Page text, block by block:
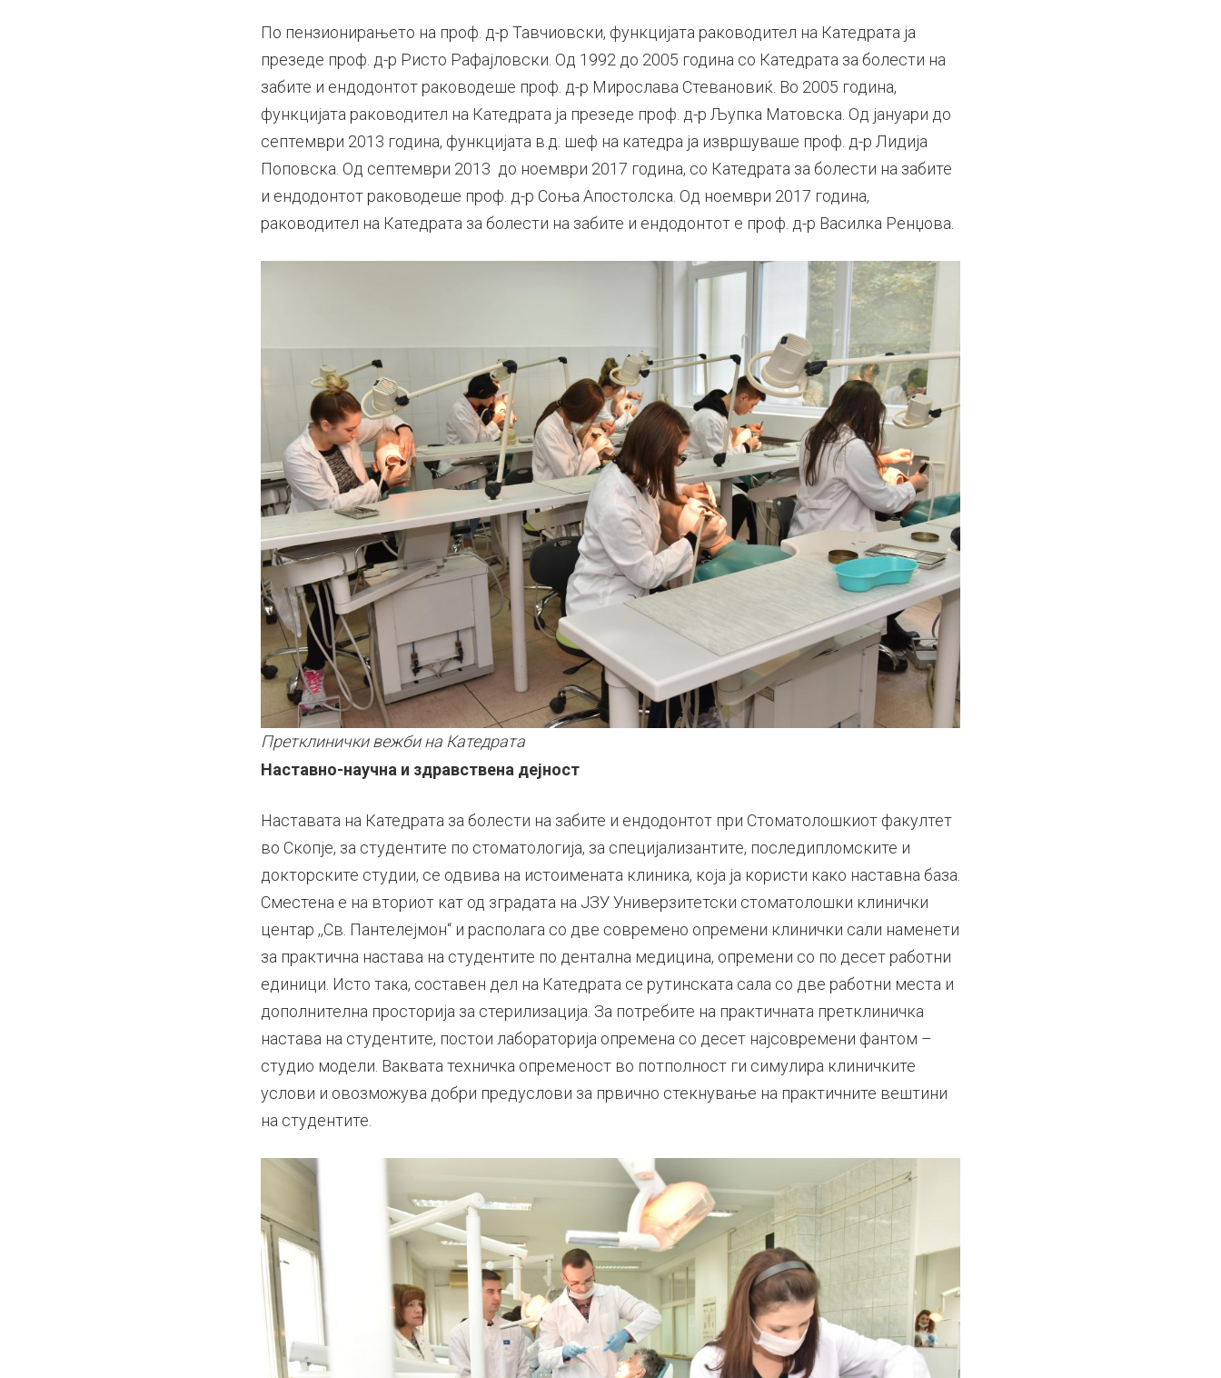
По пензионирањето на проф. д-р Тавчиовски, функцијата раководител на Катедрата ја
презеде проф. д-р Ристо Рафајловски. Од 1992 до 2005 година со Катедрата за болести на
забите и ендодонтот раководеше проф. д-р Мирослава Стевановиќ. Во 2005 година,
функцијата раководител на Катедрата ја презеде проф. д-р Љупка Матовска. Од јануари до
септември 2013 година, функцијата в.д. шеф на катедра ја извршуваше проф. д-р Лидија
Поповска. Од септември 2013 до ноември 2017 година, со Катедрата за болести на забите
и ендодонтот раководеше проф. д-р Соња Апостолска. Од ноември 2017 година,
раководител на Катедрата за болести на забите и ендодонтот е проф. д-р Василка Ренџова.
Претклинички вежби на Катедрата
Наставно-научна и здравствена дејност
Наставата на Катедрата за болести на забите и ендодонтот при Стоматолошкиот факултет
во Скопје, за студентите по стоматологија, за специјализантите, последипломските и
докторските студии, се одвива на истоимената клиника, која ја користи како наставна база.
Сместена е на вториот кат од зградата на ЈЗУ Универзитетски стоматолошки клинички
центар ,,Св. Пантелејмон“ и располага со две современо опремени клинички сали наменети
за практична настава на студентите по дентална медицина, опремени со по десет работни
единици. Исто така, составен дел на Катедрата се рутинската сала со две работни места и
дополнителна просторија за стерилизација. За потребите на практичната претклиничка
настава на студентите, постои лабораторија опремена со десет најсовремени фантом –
студио модели. Ваквата техничка опременост во потполност ги симулира клиничките
услови и овозможува добри предуслови за првично стекнување на практичните вештини
на студентите.